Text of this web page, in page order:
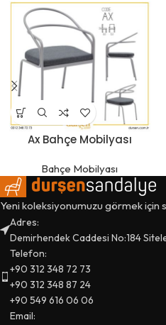
Ax Bahçe Mobilyası
Bahçe Mobilyası
Yeni koleksiyonumuzu görmek için
Adres:
Demirhendek Caddesi No:184
Telefon:
+90 312 348 72 73
+90 312 348 87 24
+90 549 616 06 06
Email: